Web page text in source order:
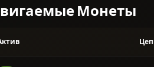
Монеты